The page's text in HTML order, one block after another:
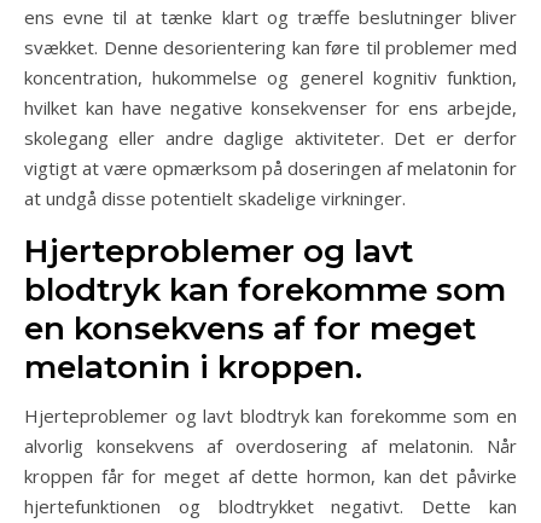
ens evne til at tænke klart og træffe beslutninger bliver
svækket. Denne desorientering kan føre til problemer med
koncentration, hukommelse og generel kognitiv funktion,
hvilket kan have negative konsekvenser for ens arbejde,
skolegang eller andre daglige aktiviteter. Det er derfor
vigtigt at være opmærksom på doseringen af melatonin for
at undgå disse potentielt skadelige virkninger.
Hjerteproblemer og lavt
blodtryk kan forekomme som
en konsekvens af for meget
melatonin i kroppen.
Hjerteproblemer og lavt blodtryk kan forekomme som en
alvorlig konsekvens af overdosering af melatonin. Når
kroppen får for meget af dette hormon, kan det påvirke
hjertefunktionen og blodtrykket negativt. Dette kan